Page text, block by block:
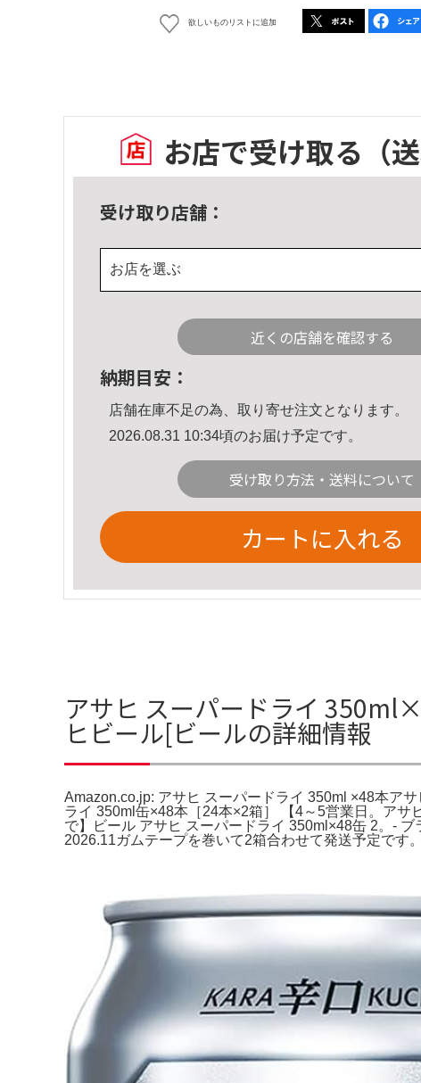
欲しいものリストに追加
お店で受け取る （
受け取り店舗：
お店を選ぶ
近くの店舗を確認する
納期目安：
店舗在庫不足の為、取り寄せ注文となります。
2026.08.31 10:34頃のお届け予定です。
受け取り方法・送料について
カートに入れる
アサヒ スーパードライ
ヒビール[ビールの詳細情報
Amazon.co.jp: アサヒ スーパードライ 350ml ×48本ア
ライ 350ml缶×48本［24本×2箱］ 【4～5営業日。アサ
で】ビール アサヒ スーパードライ 350ml×48缶 2。-
2026.11ガムテープを巻いて2箱合わせて発送予定です